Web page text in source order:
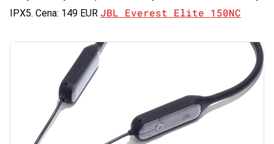
IPX5. Cena: 149 EUR JBL Everest Elite 150NC